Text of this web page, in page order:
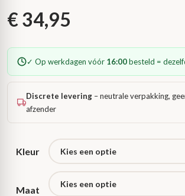
€34,95
✓ Op werkdagen vóór 16:00besteld =
Discrete levering – neutrale verpakking,
afzender
Kleur
Maat